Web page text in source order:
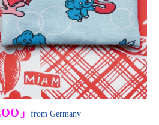
」
from Germany